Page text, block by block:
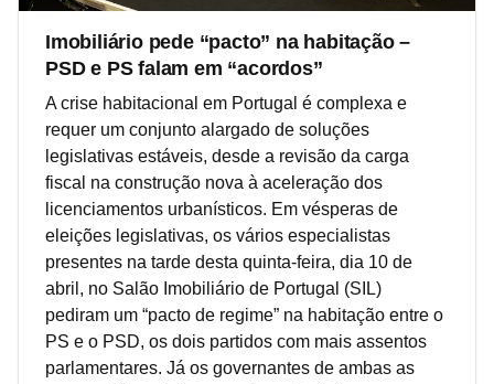
Imobiliário pede “pacto” na habitação –
PSD e PS falam em “acordos”
A crise habitacional em Portugal é complexa e
requer um conjunto alargado de soluções
legislativas estáveis, desde a revisão da carga
fiscal na construção nova à aceleração dos
licenciamentos urbanísticos. Em vésperas de
eleições legislativas, os vários especialistas
presentes na tarde desta quinta-feira, dia 10 de
abril, no Salão Imobiliário de Portugal (SIL)
pediram um “pacto de regime” na habitação entre o
PS e o PSD, os dois partidos com mais assentos
parlamentares. Já os governantes de ambas as